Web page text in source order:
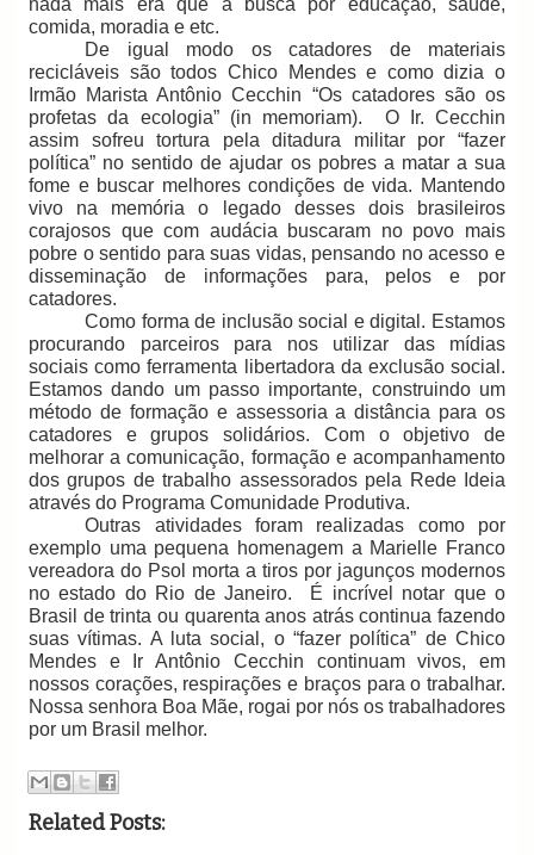
comida, moradia e etc.
De igual modo os catadores de materiais
recicláveis são todos Chico Mendes e como dizia o
Irmão Marista Antônio Cecchin “Os catadores são os
profetas da ecologia” (in memoriam).
O Ir. Cecchin
assim sofreu tortura pela ditadura militar por “fazer
política” no sentido de ajudar os pobres a matar a sua
fome e buscar melhores condições de vida. Mantendo
vivo na memória o legado desses dois brasileiros
corajosos que com audácia buscaram no povo mais
pobre o sentido para suas vidas, pensando no acesso e
disseminação de informações para, pelos e por
catadores.
Como forma de inclusão social e digital. Estamos
procurando parceiros para nos utilizar das mídias
sociais como ferramenta libertadora da exclusão social.
Estamos dando um passo importante, construindo um
método de formação e assessoria a distância para os
catadores e grupos solidários. Com o objetivo de
melhorar a comunicação, formação e acompanhamento
dos grupos de trabalho assessorados pela Rede Ideia
através do Programa Comunidade Produtiva.
Outras atividades foram realizadas como por
exemplo uma pequena homenagem a Marielle Franco
vereadora do Psol morta a tiros por jagunços modernos
no estado do Rio de Janeiro.
É incrível notar que o
Brasil de trinta ou quarenta anos atrás continua fazendo
suas vítimas. A luta social, o “fazer política” de Chico
Mendes e Ir Antônio Cecchin continuam vivos, em
nossos corações, respirações e braços para o trabalhar.
Nossa senhora Boa Mãe, rogai por nós os trabalhadores
por um Brasil melhor.
Related Posts: